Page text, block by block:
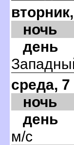
ночь
день
среда, 7
ночь
день
м/с